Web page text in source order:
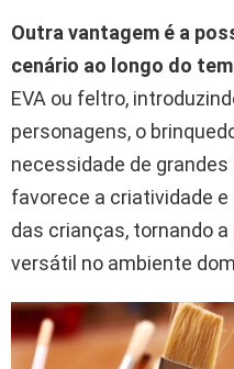
Outra vantagem é a
cenário ao longo do
EVA ou feltro,
personagens, o
necessidade de
favorece a criatividade
das crianças, tornando
versátil no ambiente